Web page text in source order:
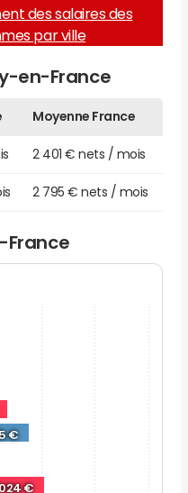
des salaires des
par ville
en-France
Moyenne France
2 401 € nets / mois
2 795 € nets / mois
France
€
€